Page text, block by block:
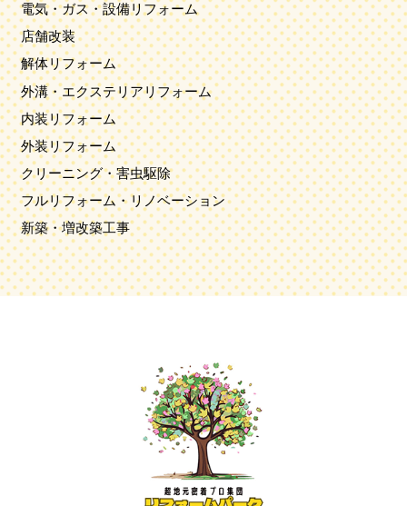
電気・ガス・設備リフォーム
店舗改装
解体リフォーム
外溝・エクステリアリフォーム
内装リフォーム
外装リフォーム
クリーニング・害虫駆除
フルリフォーム・リノベーション
新築・増改築工事